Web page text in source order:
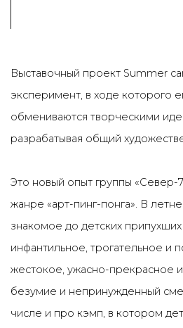
Выставочный проект Summer
эксперимент, в ходе которого
обмениваются творческими
разрабатывая общий
Это новый опыт группы
жанре «арт-пинг-понга». В
знакомое до детских
инфантильное, трогательное и
жестокое, ужасно-прекрасное
безумие и непринужденный
числе и про кэмп, в котором